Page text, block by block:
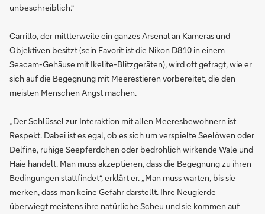
unbeschreiblich.“
Carrillo, der mittlerweile ein ganzes Arsenal an Kameras und
Objektiven besitzt (sein Favorit ist die Nikon D810 in einem
Seacam-Gehäuse mit Ikelite-Blitzgeräten), wird oft gefragt, wie er
sich auf die Begegnung mit Meerestieren vorbereitet, die den
meisten Menschen Angst machen.
„Der Schlüssel zur Interaktion mit allen Meeresbewohnern ist
Respekt. Dabei ist es egal, ob es sich um verspielte Seelöwen oder
Delfine, ruhige Seepferdchen oder bedrohlich wirkende Wale und
Haie handelt. Man muss akzeptieren, dass die Begegnung zu ihren
Bedingungen stattfindet“, erklärt er. „Man muss warten, bis sie
merken, dass man keine Gefahr darstellt. Ihre Neugierde
überwiegt meistens ihre natürliche Scheu und sie kommen auf